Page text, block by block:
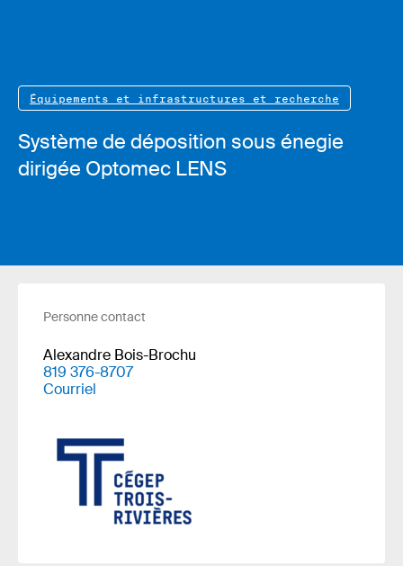
Équipements et infrastructures et recherche
Système de déposition sous énegie
dirigée Optomec LENS
Personne contact
Alexandre Bois-Brochu
819 376-8707
Courriel